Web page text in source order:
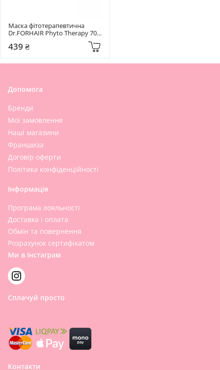
Маска фітотерапевтична
Dr.FORHAIR Phyto Therapy 70
439 ₴
Допомога
Бренди
Мої замовлення
Наші магазини
Франшиза
Договір оферти
Політика конфіденційності
Інформація
Програма лояльності
Доставка і оплата
Обмін та повернення
Розрахунок сертифікатом
Ми в Інстаграм
Сплачуй просто
Контакти